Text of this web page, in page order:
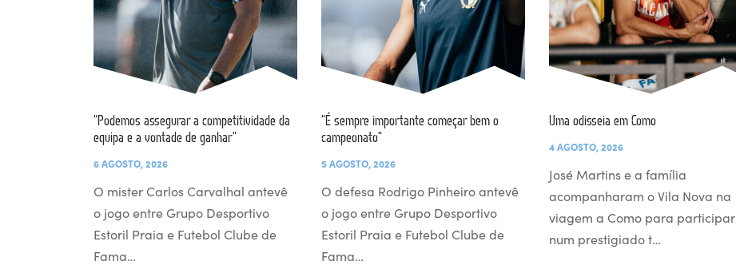
“Podemos assegurar a competitividade da
equipa e a vontade de ganhar”
6 AGOSTO, 2026
O mister Carlos Carvalhal antevê
o jogo entre Grupo Desportivo
Estoril Praia e Futebol Clube de
Fama…
“É sempre importante começar bem o
campeonato”
5 AGOSTO, 2026
O defesa Rodrigo Pinheiro antevê
o jogo entre Grupo Desportivo
Estoril Praia e Futebol Clube de
Fama…
Uma odisseia em Como
4 AGOSTO, 2026
José Martins e a família
acompanharam o Vila Nova na
viagem a Como para participar
num prestigiado t…